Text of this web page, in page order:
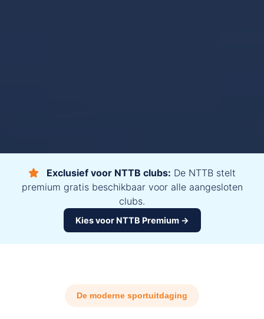
Exclusief voor NTTB clubs: De NTTB stelt
premium gratis beschikbaar voor alle aangesloten
clubs.
Kies voor NTTB Premium →
De moderne sportuitdaging